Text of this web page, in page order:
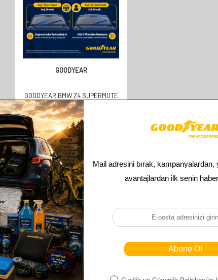
GOODYEAR
GOODYEAR BMW Z4 SUPERMUTE
2'LI MUZ SILECEK TAKIMI 2002-
2009 COUPE / CABRIO
(530MM+500MM)
610,00TL
305,00TL
ürün bulunmaktadır.
Üye
Sepetim
Hızlı Erişim